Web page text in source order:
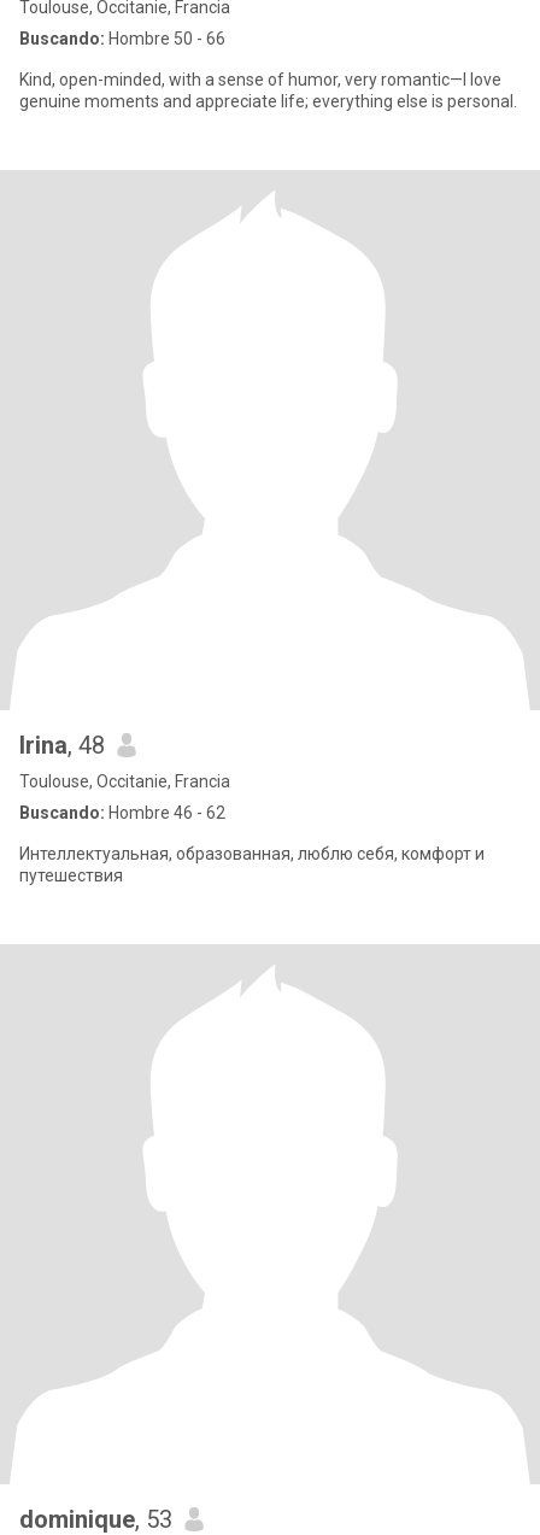
Toulouse, Occitanie, Francia
Buscando: Hombre 50 - 66
Kind, open-minded, with a sense of humor, very romantic—I love
genuine moments and appreciate life; everything else is personal.
Irina, 48
Toulouse, Occitanie, Francia
Buscando: Hombre 46 - 62
Интеллектуальная, образованная, люблю себя, комфорт и
путешествия
dominique, 53